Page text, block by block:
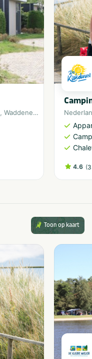
, Waddeneiland
4.6 (
Toon op kaart